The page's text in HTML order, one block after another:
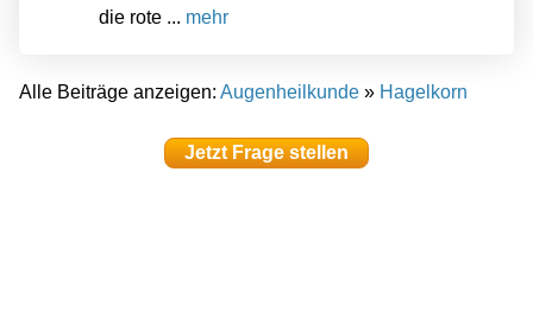
die rote ... mehr
Alle Beiträge anzeigen: Augenheilkunde » Hagelkorn
Jetzt Frage stellen